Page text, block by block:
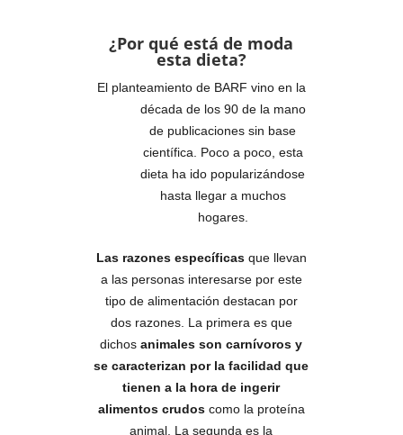
¿Por qué está de moda
esta dieta?
El planteamiento de BARF vino en la
década de los 90 de la mano
de publicaciones sin base
científica. Poco a poco, esta
dieta ha ido popularizándose
hasta llegar a muchos
hogares.
Las razones específicasque llevan
a las personas interesarse por este
tipo de alimentación destacan por
dos razones. La primera es que
dichosanimales son carnívoros y
se caracterizan por la facilidad que
tienen a la hora de ingerir
alimentos crudoscomo la proteína
animal. La segunda es la